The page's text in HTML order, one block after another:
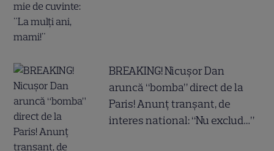
BREAKING! Nicușor Dan
aruncă “bomba” direct de la
Paris! Anunț tranșant, de
interes national: “Nu exclud…”